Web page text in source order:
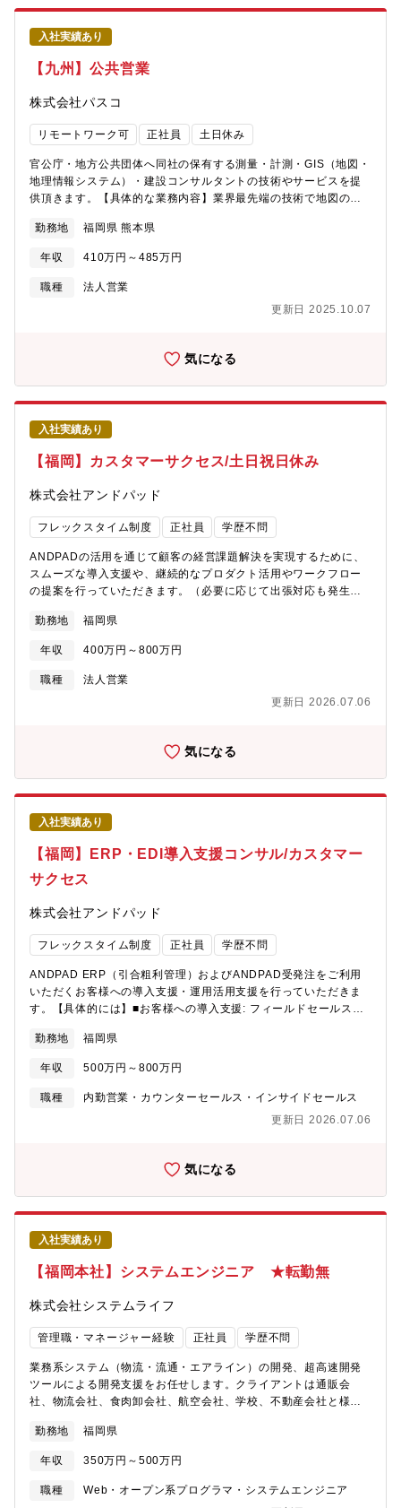
ョン完遂に向けてご自身として、かつ、チームとしてやり抜ける
方■スタートアップにおける不確実性を自由度の高さとして楽しめ
る方■自身の業務範囲に囚われず、目標達成に向けて柔軟に行動で
きる方■役割の違う関係者（社内/社外）であっても建設的な議論
に基づいて信頼関係を構築できる方
を進化させていくメンバーを募集します。サブコンや内装や駆体
の工事、外構/エクステリア等の専門工事を業務として手がける顧
客に対して業界特化型SaaSの展開を通じて、ITを活用したビジネ
スの課題解決に取り組んでいます。ANDPADの活用を通じて顧客
の経営課題解決を実現するために、スムーズな導入支援や、継続
的なプロダクト活用やワークフローの提案を行っていただきま
す。（必要に応じて出張対応も発生いたします）【具体的な仕事
内容】■顧客の本質的ニーズを捉え、サクセス計画（オンボーディ
ングプラン、スケジュール等）を立案・実行■スムーズなサービス
導入から運用に向けた支援（契約会社様との導入打ち合わせ、
ANDPAD利用説明会の実施等）■決裁者・意思決定者・決裁フロ
ーを理解し、次回更新までのシナリオ設計と更新合意に向けた自
連携したオンボーディング活動■新たなオンボーディング手法やプ
への共有、開発・プロダクトへのフィードバック入社後はこれま
での業務経験や将来実現したいキャリアなどを勘案したうえで、
ては様々な希望が実現しやすい部署です。「一定の案件数を対応
クトを組み合わせた提案」など希望するキャリアの可能性を追求
している体制です。【業務・キャリア事例】◆新規のアンドパッ
ドユーザーに対して利用定着をオンボードを通して支援します。
決裁者様との距離も近く、より現場の反応が感じられるオンボー
ディング支援が可能です。またワークフローの型化・業務効率化
から社内のナレッジ・ノウハウの蓄積にも繋がります。◆アカウ
ントマネージャーとしてよりクライアントの事業全体を理解した
上で課題解決から事業成長を実現するための提案が求められま
す。幅広い（工事部、経理部、経営層など）部署の方との関わり
も多く、業務改善を皮切りに経営課題に踏み込んでいくコミュニ
ケーションや未来を見据えたあるべき事業を顧客と伴走しながら
提示していくことが求められます。顧客の目線に立ってニーズの
深堀と顕在化を行いプロダクト開発へのフィードバックや新機能
提案などに関われます。◆対するお客様様の規模感によって社内
で細分化されていることも多く、コミュニケーションを取る方も
す。そのためより深くお客様に入り込むことが重要となります。
て様々な業務領域をお任せしていく予定です。ゆくゆくは、経営
層とのハイサクセスの実現を行うスペシャリストや、サクセスの
ジメント責任を負うなどステップアップのキャリアも可能です。
入社実績あり
【九州】公共営業
株式会社パスコ
リモートワーク可 正社員 土日休み
官公庁・地方公共団体へ同社の保有する測量・計測・GIS（地図・
地理情報システム）・建設コンサルタントの技術やサービスを提
供頂きます。【具体的な業務内容】業界最先端の技術で地図の作
スを提供すると共に、分析コンサルティング等、様々な空間情報
ソリューションを提供頂きます。【商材】測量・地理データ・自
治体経営・政策支援・住民への情報公開・道路・港湾・ダム・上
下水道などの公共施設の維持管理、運用支援・防災ソリューショ
宮崎のいずれか【同社について】同社は、1953年に航空測量会社
日本国土の復興に尽力してまいりました。1999年には、セコムグ
ループの一員となり、「社会システム産業」の構築に向け地理空
間情報サービス事業領域を担っております。現在では、人工衛星
や航空機、ドローンなどを使って離れた場所から地球上のあらゆ
る事象を捉える「遠隔の視点」、社会課題の現場に身を置き、見
て・聞いて・触ることで社会の現状を捉える「近接の視点」、さ
らにAIやIoT・GIS・画像処理などの技術を使って、取得した情報
を「分析・解析」する技術を加えた“３つの優位性”を融合して、社
会課題の解決に資するソリューションの創出に努めております。
2025年からは、新たに伊藤忠商事株式会社の資本参加により、さ
らなる飛躍と企業成長に向けた取り組みを開始しております。
【同社の魅力】・業界リーディングカンパニー┗パスコ社は地図
データの作成から公共機関、民間企業にソリューションを行う所
まで、一貫した空間情報ソリューションを提供しています。 ゼ
ンリン社や昭文社といった地図メーカーと違う点は、衛星を保有
なります。 一般的な地図会社をパスコ社からデータを買い取
ューションとして展開しておりますが、 元のデータを保有して
いるという業界の優位性がございます。・安定した収益基盤┗収
ざいます。・高い業界成長性┗昨今の自動運転技術やポケモンGO
していく業界となります。・事業の社会貢献性┗パスコ社の空間
測量技術は災害に対しても貢献しており、昨今の豪雨被害によ
り、地形や河川がどのように変化したかといったデータを収集
し、防災の対策を自治体に提供しております。
（https://www.pasco.co.jp/disaster_info/）
勤務地 福岡県 熊本県
年収 410万円～485万円
職種
法人営業
更新日 2025.10.07
気になる
入社実績あり
【福岡】カスタマーサクセス/土日祝日休み
株式会社アンドパッド
フレックスタイム制度 正社員 学歴不問
ANDPADの活用を通じて顧客の経営課題解決を実現するために、
スムーズな導入支援や、継続的なプロダクト活用やワークフロー
の提案を行っていただきます。（必要に応じて出張対応も発生い
クセス計画（オンボーディングプラン、スケジュール等）を立
案・実行■スムーズなサービス導入から運用に向けた支援（契約会
社様との導入打ち合わせ、ANDPAD利用説明会の実施等）■決裁
者・意思決定者・決裁フローを理解し、次回更新までのシナリオ
カウントマネージャー等と連携したオンボーディング活動■新たな
タマーサクセス組織・営業への共有、開発・プロダクトへのフィ
ードバック【魅力】ゆくゆくはカスタマーサクセスのスペシャリ
ストとして、幅広い商材に関わっていただき、既存契約のお客様
に対して新商品や新機能の提案します。【働き方】オフィスワー
クとリモートワークのハイブリッドワーク※出社頻度は部門ごと
に異なります。【活躍できる人物像】■自身の業務範囲を特定せ
ず、グロースマインドセットで積極的に挑戦できる方■常に顧客や
ユーザー起点で思考し、推進できる方■未知の領域に対して興味関
心を持ち、能動的な活動によって機会創出ができる方■高い当事者
力）が高く、成果を追求することができる方■誠実に物事に向き合
い、素直に学習・吸収できる方■SaaSプロダクトの考え方を理解
されている方
勤務地 福岡県
年収 400万円～800万円
職種
法人営業
更新日 2026.07.06
気になる
入社実績あり
【福岡】ERP・EDI導入支援コンサル/カスタマー
サクセス
株式会社アンドパッド
フレックスタイム制度 正社員 学歴不問
ANDPAD ERP（引合粗利管理）およびANDPAD受発注をご利用
いただくお客様への導入支援・運用活用支援を行っていただきま
す。【具体的には】■お客様への導入支援: フィールドセールス担
グ。課題やニーズを的確に捉え、最適なシステム導入を支援しま
す。・お客様の現状業務フロー、利用システムの現状分析
（AsIs）・課題解決に向けた、最適な業務フローの設計、運用設
計（ToBe）・ANDPAD ERPへのスムーズな導入と、円滑な運用
し、お客様への提案活動にも積極的に参加。・顧客の課題やニー
ーションや提案資料の作成、プレゼンテーションの実施・技術
的、かつ、専門的な知見を活かし、顧客の疑問や不安を解消■デー
タ移行支援: 既存システムからのデータ移行もサポート。スムーズ
な移行を実現し、お客様の負担を軽減します。・データ移行要件
の定義、移行スケジュールの策定・データ移行作業の進捗管理、
問題発生時の対応■業務改善コンサルティング: 収集したデータに
基づき、お客様の業務改善を支援。経営課題の解決に貢献しま
す。・ANDPAD Analyticsを活用した経営数値の分析、改善提
案・業務効率化、生産性向上のためのコンサルティングまた、将
来的には、導入支援のスペシャリストだけでなく、アカウントマ
ネージャーとして、顧客との長期的な関係構築や、より深いレベ
ルでのコンサルティングに挑戦することも可能です。【魅力】・
50兆円規模の巨大マーケットである「建築・建設業界」に対し
て、ANDPAD ERP（基幹システム）を通じてDX推進の要として
かかわることができます。・Vertical SaaSであるため、顧客の声
プロダクトを育てていく事ができます。・組織の立ち上げメンバ
織創りに携わることができます。【配属先について】平均年齢は
30歳前後と比較的大人で落ち着いた雰囲気の組織です。【働き
勤務地 福岡県
年収 500万円～800万円
職種
内勤営業・カウンターセールス・インサイドセールス
更新日 2026.07.06
気になる
入社実績あり
【福岡本社】システムエンジニア ★転勤無
株式会社システムライフ
管理職・マネージャー経験 正社員 学歴不問
業務系システム（物流・流通・エアライン）の開発、超高速開発
ツールによる開発支援をお任せします。クライアントは通販会
社、物流会社、食肉卸会社、航空会社、学校、不動産会社と様々
トータルに行っていただきます。【案件例】・通販業界向け受
注、販売管理システム（基礎化粧品を製造、販売する大手製薬会
社など）・物流、流通業向け倉庫管理システム（物流倉庫、運輸
倉庫、3PL業者など）・航空会社向け予約システム、顧客管理シ
勤務地 福岡県
年収 350万円～500万円
職種
Web・オープン系プログラマ・システムエンジニア